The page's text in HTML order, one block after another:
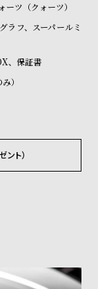
ツ（クォーツ）
ラフ、スーパールミ
、保証書
）
ント）